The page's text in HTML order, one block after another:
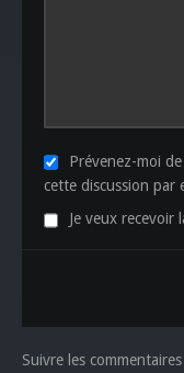
Prévenez-moi
cette discussion par
Je veux recevoir
Suivre les